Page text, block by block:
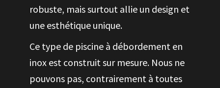
robuste, mais surtout allie un design et
une esthétique unique.
Ce type de piscine à débordement en
inox est construit sur mesure. Nous ne
pouvons pas, contrairement à toutes